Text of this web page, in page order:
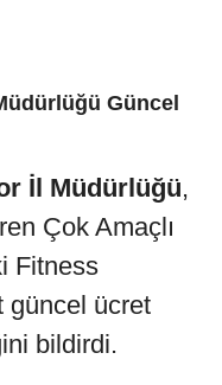
Güncel
İl Müdürlüğü,
Çok Amaçlı
Fitness
güncel ücret
bildirdi.